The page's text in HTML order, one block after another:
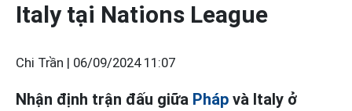
Italy tại Nations League
Chi Trần | 06/09/2024 11:07
Nhận định trận đấu giữa Pháp và Italy ở